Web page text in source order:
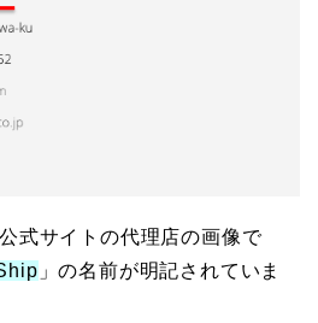
式サイトの代理店の画像で
」の名前が明記されていま